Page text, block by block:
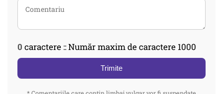
0 caractere :: Număr maxim de caractere 1000
Trimite